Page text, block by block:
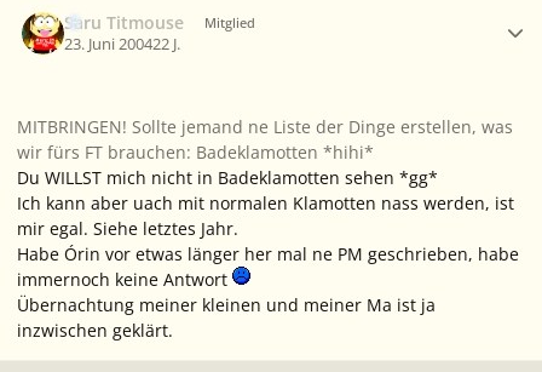
Saru Titmouse Mitglied
23. Juni 200422 J.
MITBRINGEN! Sollte jemand ne Liste der Dinge erstellen, was
wir fürs FT brauchen: Badeklamotten *hihi*
Du WILLST mich nicht in Badeklamotten sehen *gg*
Ich kann aber uach mit normalen Klamotten nass werden, ist
mir egal. Siehe letztes Jahr.
Habe Órin vor etwas länger her mal ne PM geschrieben, habe
immernoch keine Antwort
Übernachtung meiner kleinen und meiner Ma ist ja
inzwischen geklärt.